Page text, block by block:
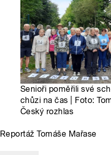
Senioři poměřili své
chůzi na čas | Foto:
Český rozhlas
Reportáž Tomáše Mařase